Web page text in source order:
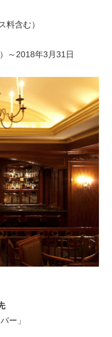
含む）
～2018年3月31日
ー」